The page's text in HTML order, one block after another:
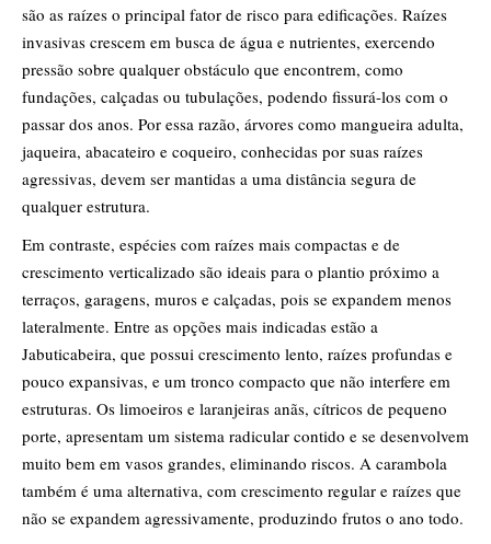
são as raízes o principal fator de risco para edificações. Raízes
invasivas crescem em busca de água e nutrientes, exercendo
pressão sobre qualquer obstáculo que encontrem, como
fundações, calçadas ou tubulações, podendo fissurá-los com o
passar dos anos. Por essa razão, árvores como mangueira adulta,
jaqueira, abacateiro e coqueiro, conhecidas por suas raízes
agressivas, devem ser mantidas a uma distância segura de
qualquer estrutura.
Em contraste, espécies com raízes mais compactas e de
crescimento verticalizado são ideais para o plantio próximo a
terraços, garagens, muros e calçadas, pois se expandem menos
lateralmente. Entre as opções mais indicadas estão a
Jabuticabeira, que possui crescimento lento, raízes profundas e
pouco expansivas, e um tronco compacto que não interfere em
estruturas. Os limoeiros e laranjeiras anãs, cítricos de pequeno
porte, apresentam um sistema radicular contido e se desenvolvem
muito bem em vasos grandes, eliminando riscos. A carambola
também é uma alternativa, com crescimento regular e raízes que
não se expandem agressivamente, produzindo frutos o ano todo.